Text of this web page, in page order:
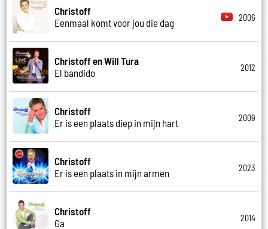
Christoff
Eenmaal komt voor jou die dag
2006
Christoff en Will Tura
El bandido
2012
Christoff
Er is een plaats diep in mijn hart
2009
Christoff
Er is een plaats in mijn armen
2023
Christoff
Ga
2014